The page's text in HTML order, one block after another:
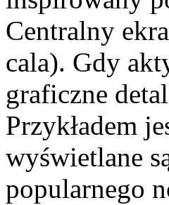
Centralny
cala). Gdy
graficzne
Przykładem
wyświetlane
popularnego